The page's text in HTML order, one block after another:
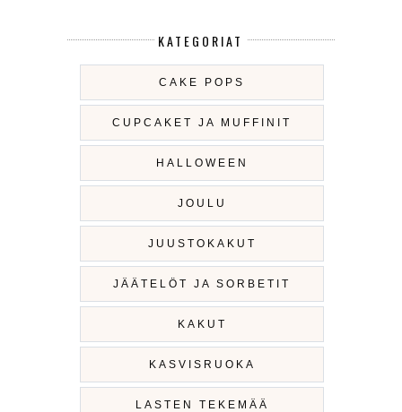
KATEGORIAT
CAKE POPS
CUPCAKET JA MUFFINIT
HALLOWEEN
JOULU
JUUSTOKAKUT
JÄÄTELÖT JA SORBETIT
KAKUT
KASVISRUOKA
LASTEN TEKEMÄÄ